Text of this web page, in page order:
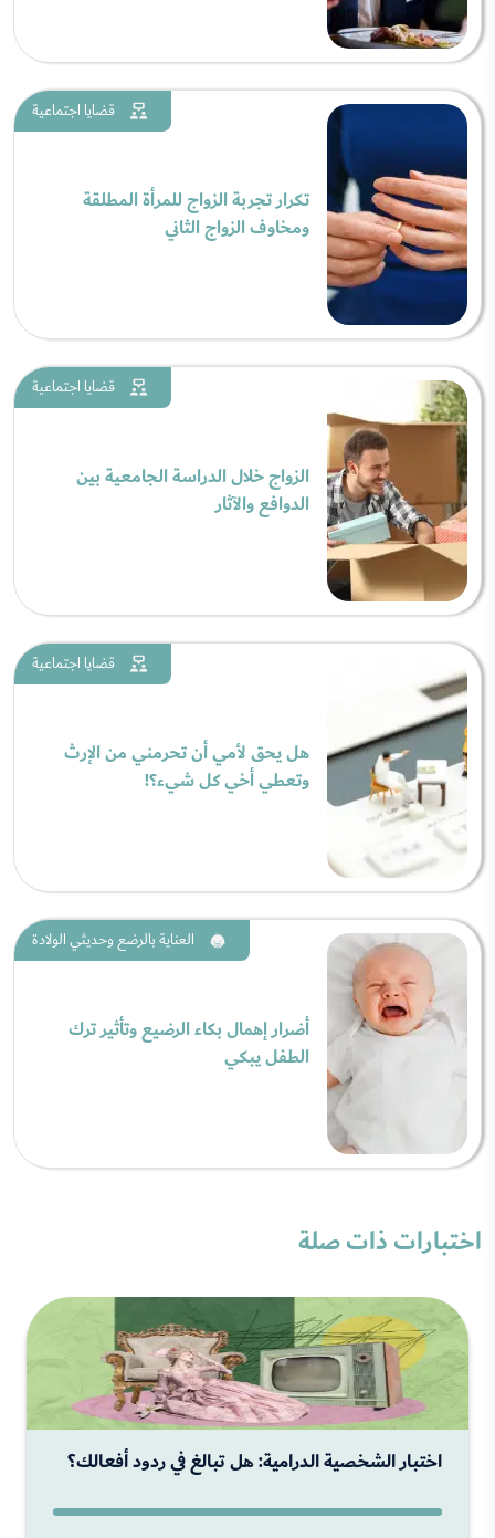
قضايا اجتماعية
تكرار تجربة الزواج للمرأة المطلقة
ومخاوف الزواج الثاني
قضايا اجتماعية
الزواج خلال الدراسة الجامعية بين
الدوافع والآثار
قضايا اجتماعية
هل يحق لأمي أن تحرمني من الإرث
وتعطي أخي كل شيء؟!
العناية بالرضع وحديثي الولادة
أضرار إهمال بكاء الرضيع وتأثير ترك
الطفل يبكي
اختبارات ذات صلة
اختبار الشخصية الدرامية: هل تبالغ في ردود أفعالك؟